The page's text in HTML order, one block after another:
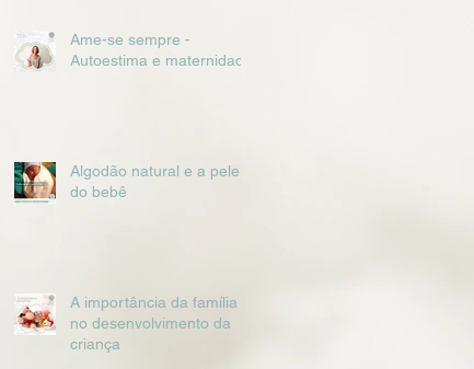
Ame-se sempre -
Autoestima e maternidade
Algodão natural e a pele
do bebê
A importância da família
no desenvolvimento da
criança